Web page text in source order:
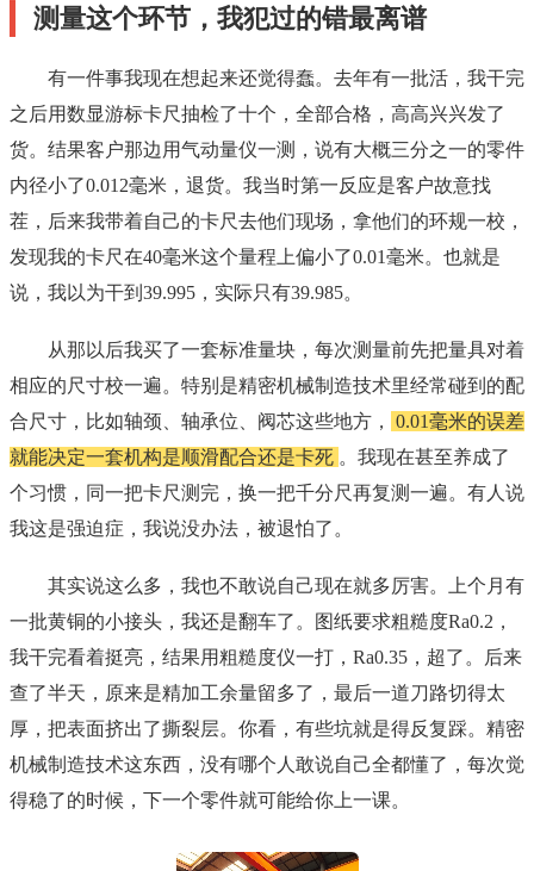
测量这个环节，我犯过的错最离谱
有一件事我现在想起来还觉得蠢。去年有一批活，我干完
之后用数显游标卡尺抽检了十个，全部合格，高高兴兴发了
货。结果客户那边用气动量仪一测，说有大概三分之一的零件
内径小了0.012毫米，退货。我当时第一反应是客户故意找
茬，后来我带着自己的卡尺去他们现场，拿他们的环规一校，
发现我的卡尺在40毫米这个量程上偏小了0.01毫米。也就是
说，我以为干到39.995，实际只有39.985。
从那以后我买了一套标准量块，每次测量前先把量具对着
相应的尺寸校一遍。特别是精密机械制造技术里经常碰到的配
合尺寸，比如轴颈、轴承位、阀芯这些地方，
0.01毫米的误差
就能决定一套机构是顺滑配合还是卡死 。我现在甚至养成了
个习惯，同一把卡尺测完，换一把千分尺再复测一遍。有人说
我这是强迫症，我说没办法，被退怕了。
其实说这么多，我也不敢说自己现在就多厉害。上个月有
一批黄铜的小接头，我还是翻车了。图纸要求粗糙度Ra0.2，
我干完看着挺亮，结果用粗糙度仪一打，Ra0.35，超了。后来
查了半天，原来是精加工余量留多了，最后一道刀路切得太
厚，把表面挤出了撕裂层。你看，有些坑就是得反复踩。精密
机械制造技术这东西，没有哪个人敢说自己全都懂了，每次觉
得稳了的时候，下一个零件就可能给你上一课。